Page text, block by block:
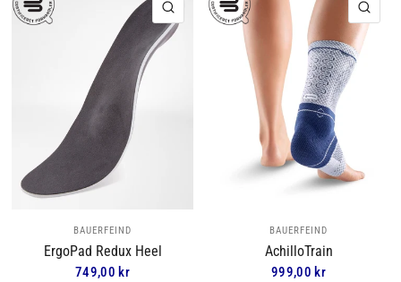
HURTIGVISNING
BAUERFEIND
ErgoPad Redux Heel
749,00 kr
BAUERFEIND
AchilloTrain
999,00 kr